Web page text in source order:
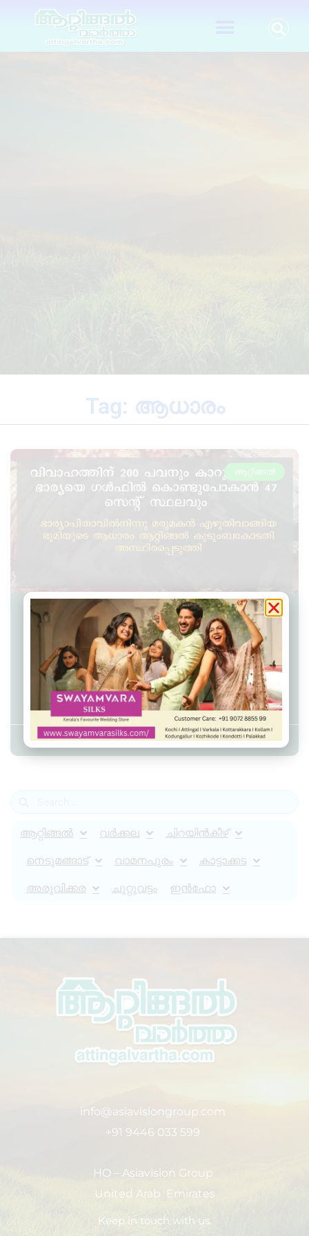
Tag: ആധാരം
ആറ്റിങ്ങൽ
വിവാഹത്തിന് 200 പവനും കാറും
വാച്ചും, ഭാര്യയെ ഗൾഫിൽ
കൊണ്ടുപോകാൻ 47 സെന്റ്
സ്ഥലവും എഴുതി വാങ്ങി, ഒടുവിൽ
എല്ലാം തിരിച്ചു നൽകേണ്ടി വന്നു
Admin YS March 28, 2023 10:49 am
ആറ്റിങ്ങൽ വർക്കല ചിറയിൻകീഴ്
നെടുമങ്ങാട് വാമനപുരം കാട്ടാക്കട
അരുവിക്കര ചുറ്റുവട്ടം ഇൻഫോ
info@asiavisiongroup.com
+91 9446 033 599
HO – Asiavision Group
United Arab Emirates
Keep in touch with us.